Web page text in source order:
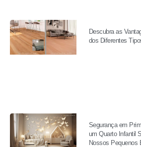
Descubra as
dos Diferentes
Segurança em
um Quarto Infantil
Nossos Pequenos